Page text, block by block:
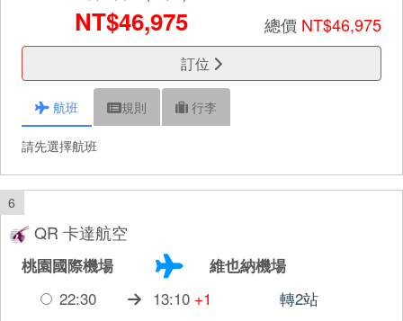
NT$46,975 總價 NT$46,975
訂位
航班 規則 行李
請先選擇航班
6
QR 卡達航空
桃園國際機場
維也納機場
22:30
13:10 +1 轉2站